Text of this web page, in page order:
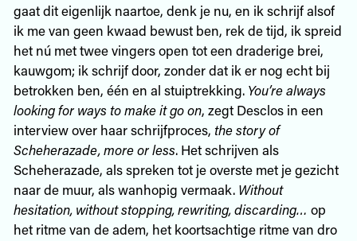
gaat dit eigenlijk naartoe, denk je nu, en ik schrijf alsof
ik me van geen kwaad bewust ben, rek de tijd, ik spreid
het nú met twee vingers open tot een draderige brei,
kauwgom; ik schrijf door, zonder dat ik er nog echt bij
betrokken ben, één en al stuiptrekking. You’re always
looking for ways to make it go on, zegt Desclos in een
interview over haar schrijfproces, the story of
Scheherazade, more or less. Het schrijven als
Scheherazade, als spreken tot je overste met je gezicht
naar de muur, als wanhopig vermaak. Without
hesitation, without stopping, rewriting, discarding… op
het ritme van de adem, het koortsachtige ritme van dro